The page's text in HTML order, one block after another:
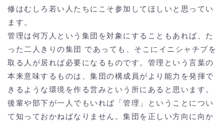
修はむしろ若い人たちにこそ参加してほしいと思ってい
ます。
管理は何万人という集団を対象にすることもあれば、た
った二人きりの集団 であっても、そこにイニシャチブを
取る人が居れば必要になるものです。管理という言葉の
本来意味するものは、集団の構成員がより能力を発揮で
きるような環境を作る営みという所にあると思います。
後輩や部下が一人でもいれば「管理」ということについ
て知っておかねばなりません。集団を正しい方向に向か